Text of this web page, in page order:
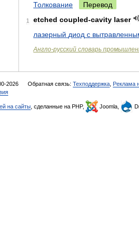
Толкование Перевод
1 etched coupled-cavity laser
лазерный диод с
Англо-русский словарь
2026 Обратная связь: Техподдержка Реклама
на сайты , сделанные на PHP, Joomla,